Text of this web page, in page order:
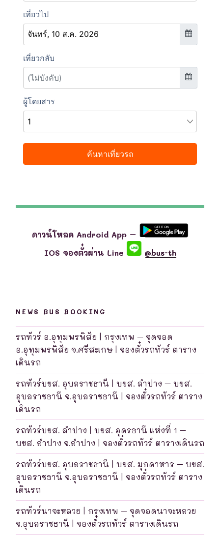
ดาวน์โหลด Android App –
IOS จองตั๋วผ่าน Line
@bus-th
NEWS BUS BOOKING
รถทัวร์ อ.อุทุมพรพิสัย | กรุงเทพ – จุดจอด
อ.อุทุมพรพิสัย จ.ศรีสะเกษ | จองตั๋วรถทัวร์ ตาราง
เดินรถ
รถทัวร์บขส. อุบลราชธานี | บขส. ลำปาง – บขส.
อุบลราชธานี จ.อุบลราชธานี | จองตั๋วรถทัวร์ ตาราง
เดินรถ
รถทัวร์บขส. ลำปาง | บขส. อุดรธานี แห่งที่ 1 –
บขส. ลำปาง จ.ลำปาง | จองตั๋วรถทัวร์ ตารางเดินรถ
รถทัวร์บขส. อุบลราชธานี | บขส. มุกดาหาร – บขส.
อุบลราชธานี จ.อุบลราชธานี | จองตั๋วรถทัวร์ ตาราง
เดินรถ
รถทัวร์นาจะหลวย | กรุงเทพ – จุดจอดนาจะหลวย
จ.อุบลราชธานี | จองตั๋วรถทัวร์ ตารางเดินรถ